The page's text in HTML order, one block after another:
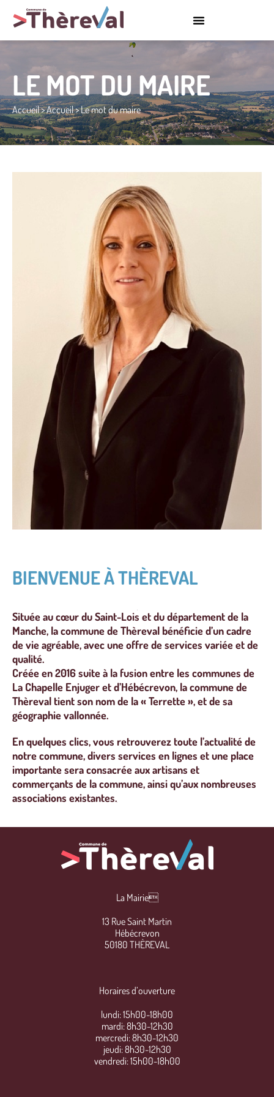
LE MOT DU MAIRE
Accueil>Accueil>Le mot du maire
BIENVENUE À THÈREVAL
Située au cœur du Saint-Lois et du département de la
Manche, la commune de Thèreval bénéficie d’un cadre
de vie agréable, avec une offre de services variée et de
qualité.
Créée en 2016 suite à la fusion entre les communes de
La Chapelle Enjuger et d’Hébécrevon, la commune de
Thèreval tient son nom de la « Terrette », et de sa
géographie vallonnée.
En quelques clics, vous retrouverez toute l’actualité de
notre commune, divers services en lignes et une place
importante sera consacrée aux artisans et
commerçants de la commune, ainsi qu’aux nombreuses
associations existantes.
La Mairie
13 Rue Saint Martin
Hébécrevon
50180 THÈREVAL
Horaires d’ouverture
lundi: 15h00-18h00
mardi: 8h30-12h30
mercredi: 8h30-12h30
jeudi: 8h30-12h30
vendredi: 15h00-18h00